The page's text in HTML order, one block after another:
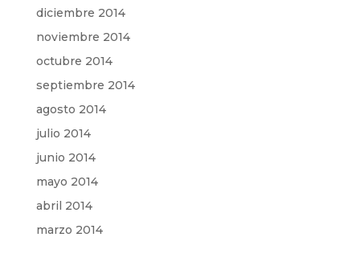
diciembre 2014
noviembre 2014
octubre 2014
septiembre 2014
agosto 2014
julio 2014
junio 2014
mayo 2014
abril 2014
marzo 2014